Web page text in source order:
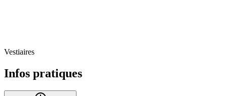
Vestiaires
Infos pratiques